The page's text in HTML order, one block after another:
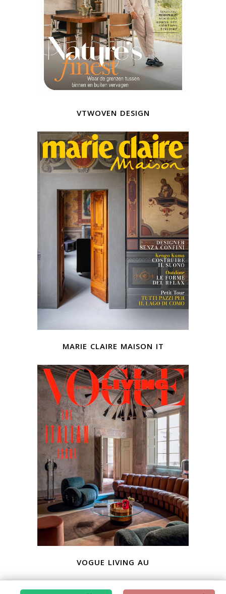
vtwoven design
marie claire maison it
vogue living au